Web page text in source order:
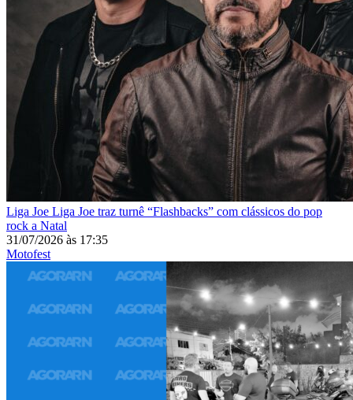
Liga Joe Liga Joe traz turnê “Flashbacks” com clássicos do pop
rock a Natal
31/07/2026 às 17:35
Motofest